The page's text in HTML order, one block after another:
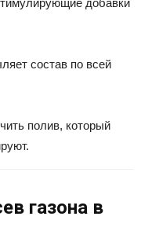
добавки
состав по всей
полив, который
газона в